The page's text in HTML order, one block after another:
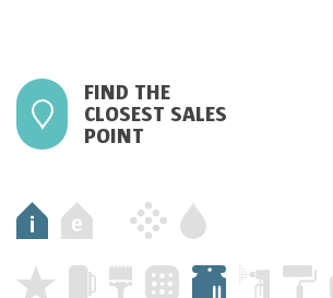
FIND THE
CLOSEST SALES
POINT